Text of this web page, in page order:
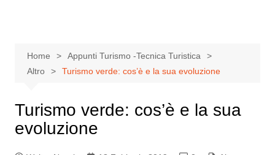
Home
Appunti Turismo -Tecnica Turistica
Altro
Turismo verde: cos’è e la sua evoluzione
Turismo verde: cos’è e la sua
evoluzione